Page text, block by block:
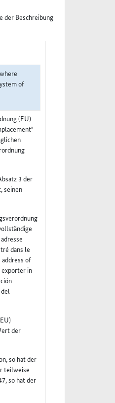
der Beschreibung
of
(EU)
3 der
seinen
dans le
of
in
der
so hat der
teilweise
so hat der